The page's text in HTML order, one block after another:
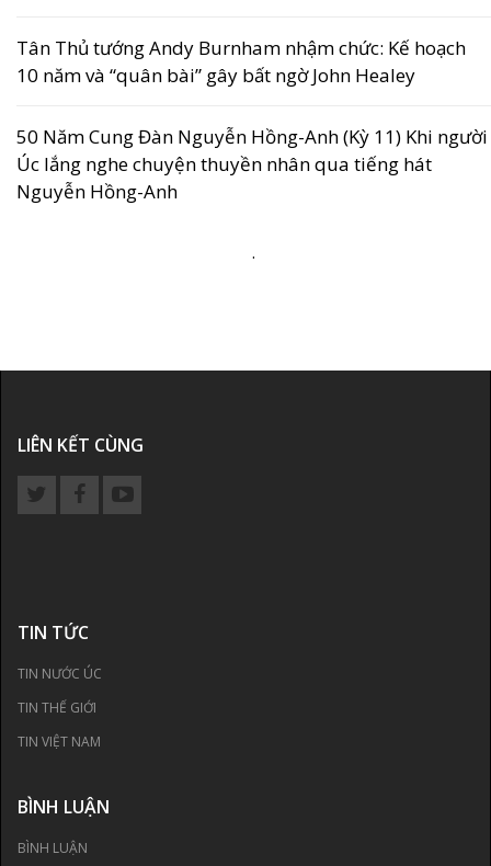
Tân Thủ tướng Andy Burnham nhậm chức: Kế hoạch
10 năm và “quân bài” gây bất ngờ John Healey
50 Năm Cung Đàn Nguyễn Hồng-Anh (Kỳ 11) Khi người
Úc lắng nghe chuyện thuyền nhân qua tiếng hát
Nguyễn Hồng-Anh
.
LIÊN KẾT CÙNG
TIN TỨC
TIN NƯỚC ÚC
TIN THẾ GIỚI
TIN VIỆT NAM
BÌNH LUẬN
BÌNH LUẬN